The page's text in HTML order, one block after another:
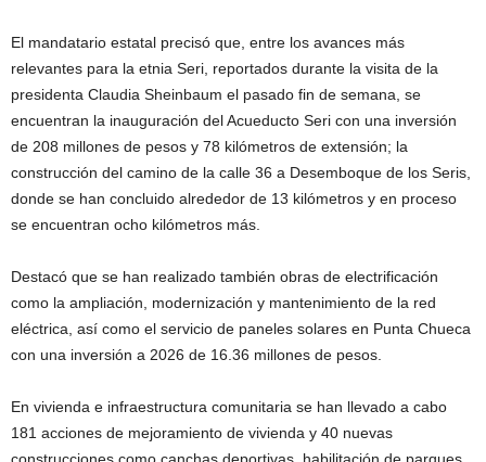
El mandatario estatal precisó que, entre los avances más
relevantes para la etnia Seri, reportados durante la visita de la
presidenta Claudia Sheinbaum el pasado fin de semana, se
encuentran la inauguración del Acueducto Seri con una inversión
de 208 millones de pesos y 78 kilómetros de extensión; la
construcción del camino de la calle 36 a Desemboque de los Seris,
donde se han concluido alrededor de 13 kilómetros y en proceso
se encuentran ocho kilómetros más.
Destacó que se han realizado también obras de electrificación
como la ampliación, modernización y mantenimiento de la red
eléctrica, así como el servicio de paneles solares en Punta Chueca
con una inversión a 2026 de 16.36 millones de pesos.
En vivienda e infraestructura comunitaria se han llevado a cabo
181 acciones de mejoramiento de vivienda y 40 nuevas